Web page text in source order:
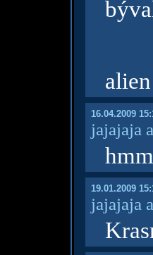
alien
16.04.2009
jajajaja
19.01.2009
jajajaja